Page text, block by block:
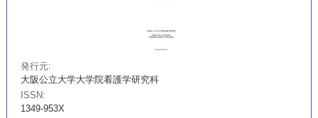
発行元
大阪公立大学大学院看護学研究科
ISSN
1349-953X